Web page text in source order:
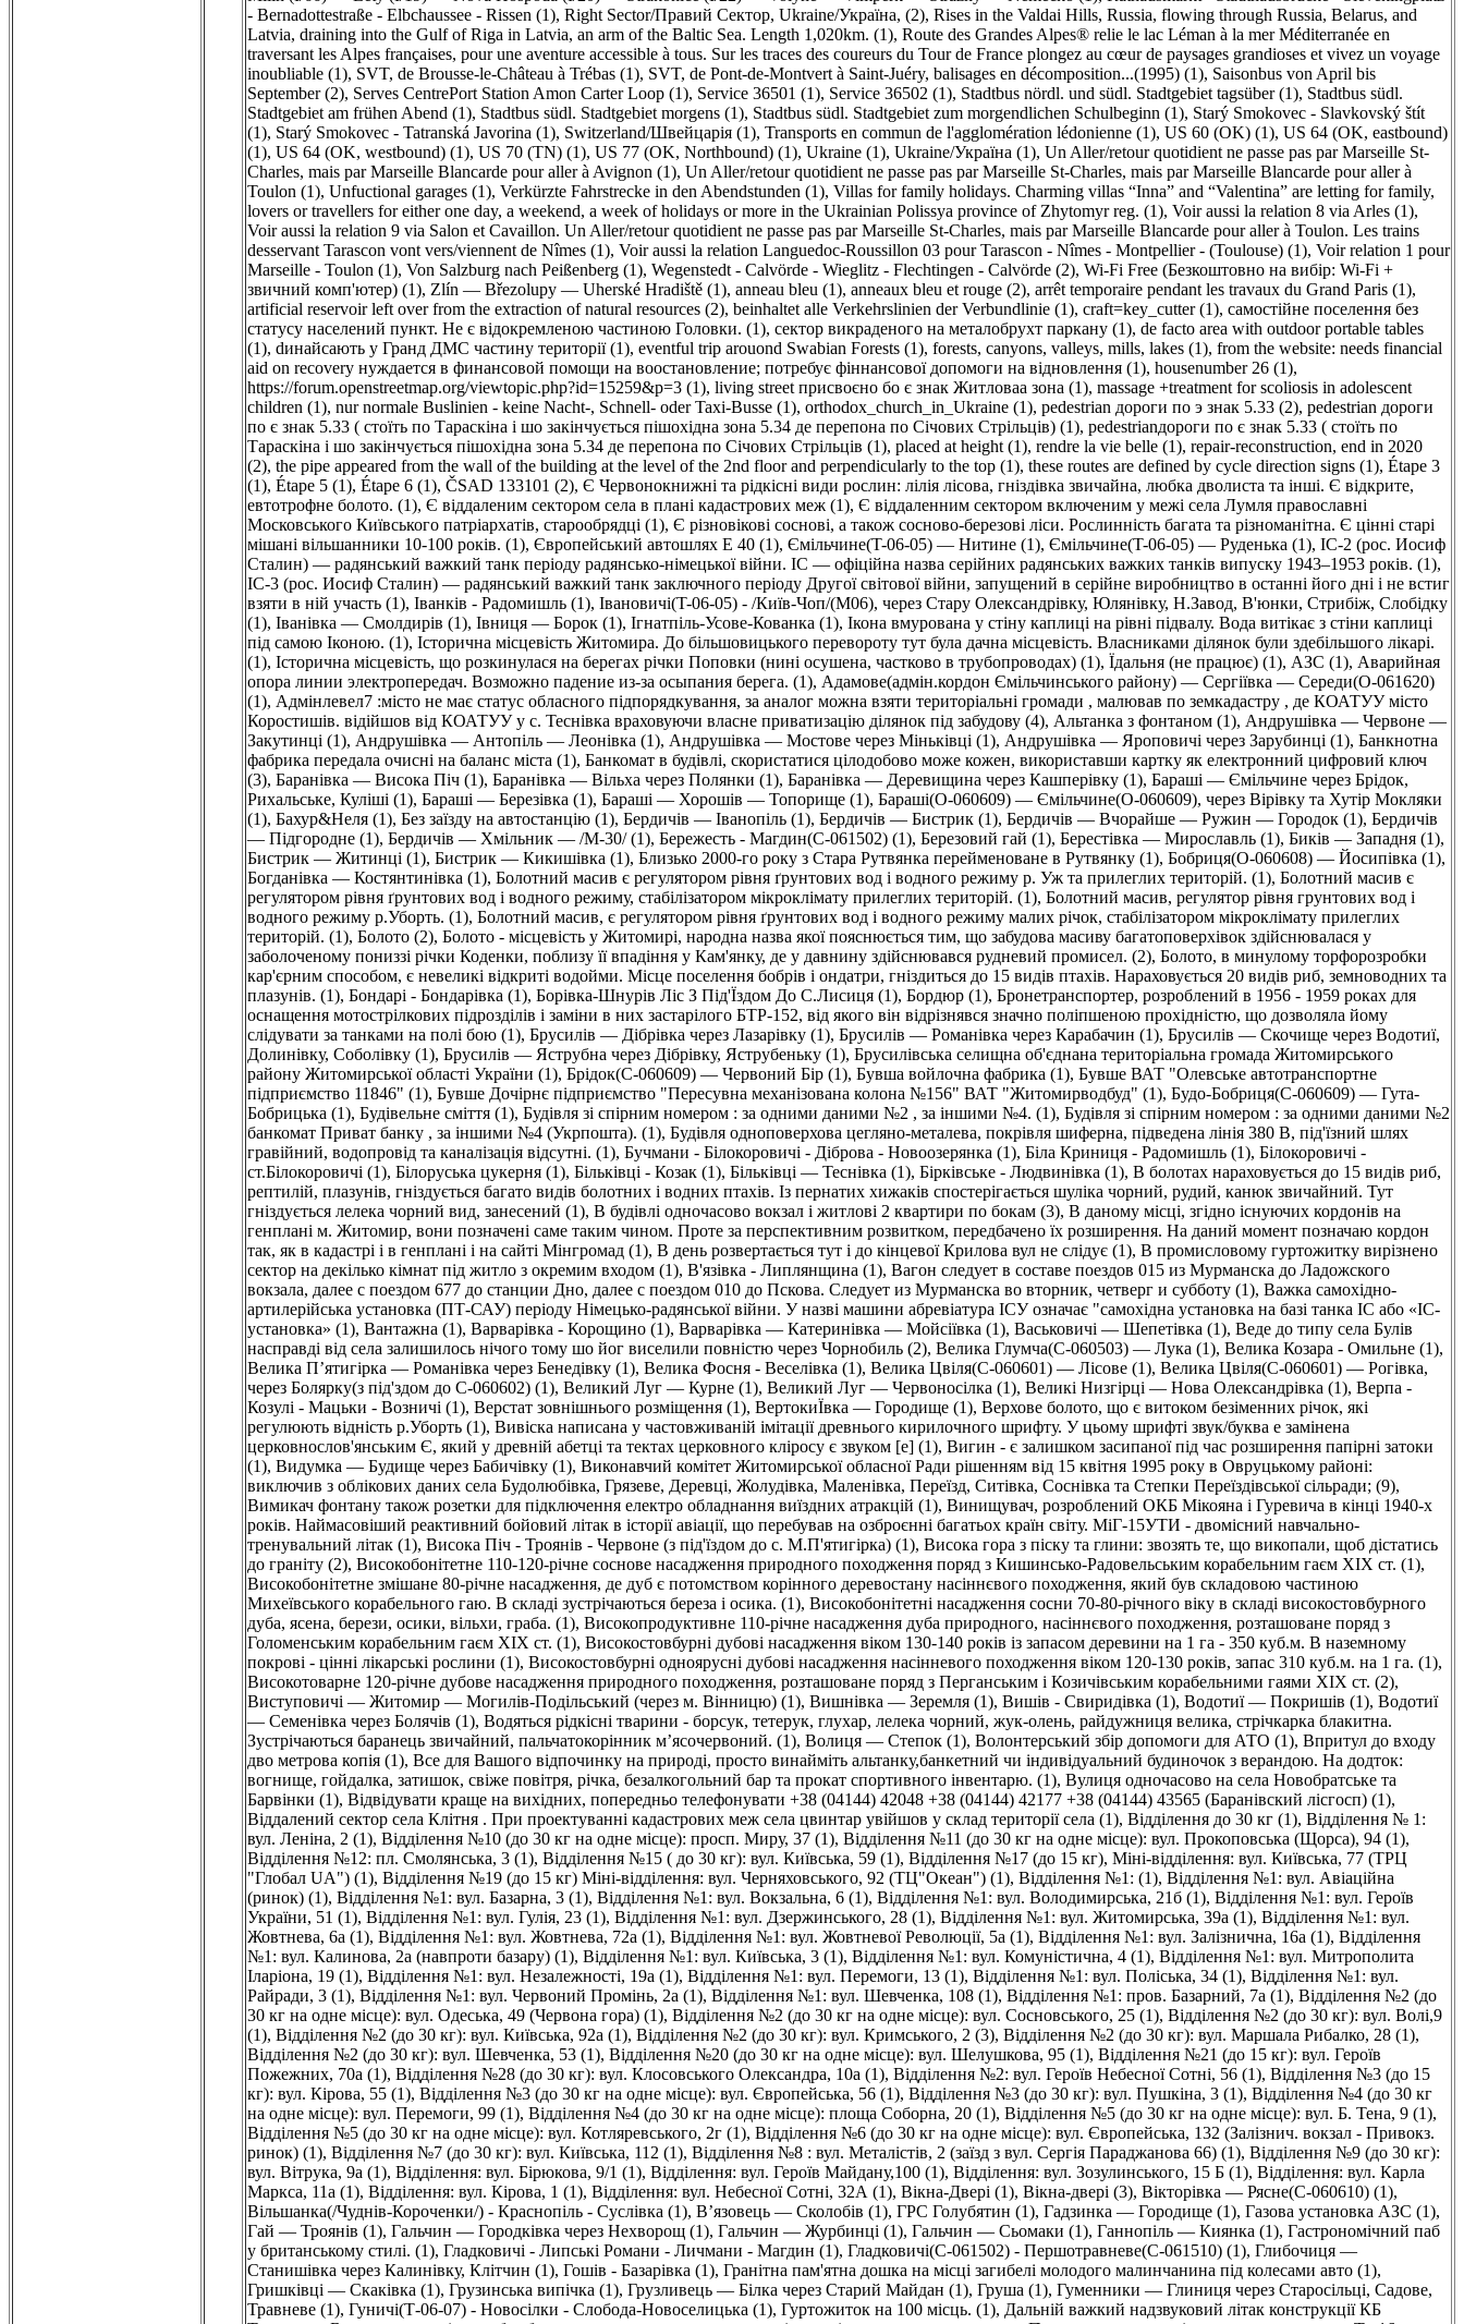
- Bernadottestraße - Elbchaussee - Rissen (1), Right Sector/Правий Сектор, Ukraine/Україна, (2), Rises in the Valdai Hills, Russia, flowing through Russia, Belarus, and
Latvia, draining into the Gulf of Riga in Latvia, an arm of the Baltic Sea. Length 1,020km. (1), Route des Grandes Alpes® relie le lac Léman à la mer Méditerranée en
traversant les Alpes françaises, pour une aventure accessible à tous. Sur les traces des coureurs du Tour de France plongez au cœur de paysages grandioses et vivez un voyage
inoubliable (1), SVT, de Brousse-le-Château à Trébas (1), SVT, de Pont-de-Montvert à Saint-Juéry, balisages en décomposition...(1995) (1), Saisonbus von April bis
September (2), Serves CentrePort Station Amon Carter Loop (1), Service 36501 (1), Service 36502 (1), Stadtbus nördl. und südl. Stadtgebiet tagsüber (1), Stadtbus südl.
Stadtgebiet am frühen Abend (1), Stadtbus südl. Stadtgebiet morgens (1), Stadtbus südl. Stadtgebiet zum morgendlichen Schulbeginn (1), Starý Smokovec - Slavkovský štít
(1), Starý Smokovec - Tatranská Javorina (1), Switzerland/Швейцарія (1), Transports en commun de l'agglomération lédonienne (1), US 60 (OK) (1), US 64 (OK, eastbound)
(1), US 64 (OK, westbound) (1), US 70 (TN) (1), US 77 (OK, Northbound) (1), Ukraine (1), Ukraine/Україна (1), Un Aller/retour quotidient ne passe pas par Marseille St-
Charles, mais par Marseille Blancarde pour aller à Avignon (1), Un Aller/retour quotidient ne passe pas par Marseille St-Charles, mais par Marseille Blancarde pour aller à
Toulon (1), Unfuctional garages (1), Verkürzte Fahrstrecke in den Abendstunden (1), Villas for family holidays. Charming villas “Inna” and “Valentina” are letting for family,
lovers or travellers for either one day, a weekend, a week of holidays or more in the Ukrainian Polissya province of Zhytomyr reg. (1), Voir aussi la relation 8 via Arles (1),
Voir aussi la relation 9 via Salon et Cavaillon. Un Aller/retour quotidient ne passe pas par Marseille St-Charles, mais par Marseille Blancarde pour aller à Toulon. Les trains
desservant Tarascon vont vers/viennent de Nîmes (1), Voir aussi la relation Languedoc-Roussillon 03 pour Tarascon - Nîmes - Montpellier - (Toulouse) (1), Voir relation 1 pour
Marseille - Toulon (1), Von Salzburg nach Peißenberg (1), Wegenstedt - Calvörde - Wieglitz - Flechtingen - Calvörde (2), Wi-Fi Free (Безкоштовно на вибір: Wi-Fi +
звичний комп'ютер) (1), Zlín — Březolupy — Uherské Hradiště (1), anneau bleu (1), anneaux bleu et rouge (2), arrêt temporaire pendant les travaux du Grand Paris (1),
artificial reservoir left over from the extraction of natural resources (2), beinhaltet alle Verkehrslinien der Verbundlinie (1), craft=key_cutter (1), cамостійне поселення без
статусу населений пункт. Не є відокремленою частиною Головки. (1), cектор викраденого на металобрухт паркану (1), de facto area with outdoor portable tables
(1), dинайсають у Гранд ДМС частину території (1), eventful trip arouond Swabian Forests (1), forests, canyons, valleys, mills, lakes (1), from the website: needs financial
aid on recovery нуждается в финансовой помощи на воостановление; потребує фіннансової допомоги на відновлення (1), housenumber 26 (1),
https://forum.openstreetmap.org/viewtopic.php?id=15259&p=3 (1), living street присвоєно бо є знак Житловаа зона (1), massage +treatment for scoliosis in adolescent
children (1), nur normale Buslinien - keine Nacht-, Schnell- oder Taxi-Busse (1), orthodox_church_in_Ukraine (1), pedestrian дороги по э знак 5.33 (2), pedestrian дороги
по є знак 5.33 ( стоїть по Тараскіна і шо закінчується пішохідна зона 5.34 де перепона по Січових Стрільців) (1), pedestrianдороги по є знак 5.33 ( стоїть по
Тараскіна і шо закінчується пішохідна зона 5.34 де перепона по Січових Стрільців (1), placed at height (1), rendre la vie belle (1), repair-reconstruction, end in 2020
(2), the pipe appeared from the wall of the building at the level of the 2nd floor and perpendicularly to the top (1), these routes are defined by cycle direction signs (1), Étape 3
(1), Étape 5 (1), Étape 6 (1), ČSAD 133101 (2), Є Червонокнижні та рідкісні види рослин: лілія лісова, гніздівка звичайна, любка дволиста та інші. Є відкрите,
евтотрофне болото. (1), Є віддаленим сектором села в плані кадастрових меж (1), Є віддаленним сектором включеним у межі села Лумля православні
Московського Київського патріархатів, старообрядці (1), Є різновікові соснові, а також сосново-березові ліси. Рослинність багата та різноманітна. Є цінні старі
мішані вільшанники 10-100 років. (1), Європейський автошлях E 40 (1), Ємільчине(T-06-05) — Нитине (1), Ємільчине(T-06-05) — Руденька (1), ІС-2 (рос. Иосиф
Сталин) — радянський важкий танк періоду радянсько-німецької війни. ІС — офіційна назва серійних радянських важких танків випуску 1943–1953 років. (1),
ІС-3 (рос. Иосиф Сталин) — радянський важкий танк заключного періоду Другої світової війни, запущений в серійне виробництво в останні його дні і не встиг
взяти в ній участь (1), Іванків - Радомишль (1), Івановичі(T-06-05) - /Київ-Чоп/(M06), через Стару Олександрівку, Юлянівку, Н.Завод, В'юнки, Стрибіж, Слобідку
(1), Іванівка — Смолдирів (1), Івниця — Борок (1), Ігнатпіль-Усове-Кованка (1), Ікона вмурована у стіну каплиці на рівні підвалу. Вода витікає з стіни каплиці
під самою Іконою. (1), Історична місцевість Житомира. До більшовицького перевороту тут була дачна місцевість. Власниками ділянок були здебільшого лікарі.
(1), Історична місцевість, що розкинулася на берегах річки Поповки (нині осушена, частково в трубопроводах) (1), Їдальня (не працює) (1), АЗС (1), Аварийная
опора линии электропередач. Возможно падение из-за осыпания берега. (1), Адамове(адмін.кордон Ємільчинського району) — Сергіївка — Середи(O-061620)
(1), Адмінлевел7 :місто не має статус обласного підпорядкування, за аналог можна взяти територіальні громади , малював по земкадастру , де КОАТУУ місто
Коростишів. відійшов від КОАТУУ у с. Теснівка враховуючи власне приватизацію ділянок під забудову (4), Альтанка з фонтаном (1), Андрушiвка — Червоне —
Закутинцi (1), Андрушівка — Антопіль — Леонівка (1), Андрушівка — Мостове через Міньківці (1), Андрушівка — Яроповичі через Зарубинці (1), Банкнотна
фабрика передала очисні на баланс міста (1), Банкомат в будівлі, скористатися цілодобово може кожен, використавши картку як електронний цифровий ключ
(3), Баранівка — Висока Піч (1), Баранівка — Вільха через Полянки (1), Баранівка — Деревищина через Кашперівку (1), Бараші — Ємільчине через Брідок,
Рихальське, Куліші (1), Бараші — Березівка (1), Бараші — Хорошів — Топорище (1), Бараші(O-060609) — Ємільчине(O-060609), через Вірівку та Хутір Мокляки
(1), Бахур&Неля (1), Без заїзду на автостанцію (1), Бердичів — Іванопіль (1), Бердичів — Бистрик (1), Бердичів — Вчорайше — Ружин — Городок (1), Бердичів
— Підгородне (1), Бердичів — Хмільник — /М-30/ (1), Бережесть - Магдин(С-061502) (1), Березовий гай (1), Берестівка — Мирославль (1), Биків — Западня (1),
Бистрик — Житинці (1), Бистрик — Кикишівка (1), Близько 2000-го року з Стара Рутвянка перейменоване в Рутвянку (1), Бобриця(O-060608) — Йосипівка (1),
Богданівка — Костянтинівка (1), Болотний масив є регулятором рівня ґрунтових вод і водного режиму р. Уж та прилеглих територій. (1), Болотний масив є
регулятором рівня ґрунтових вод і водного режиму, стабілізатором мікроклімату прилеглих територій. (1), Болотний масив, регулятор рівня грунтових вод і
водного режиму р.Уборть. (1), Болотний масив, є регулятором рівня ґрунтових вод і водного режиму малих річок, стабілізатором мікроклімату прилеглих
територій. (1), Болото (2), Болото - місцевість у Житомирі, народна назва якої пояснюється тим, що забудова масиву багатоповерхівок здійснювалася у
заболоченому пониззі річки Коденки, поблизу її впадіння у Кам'янку, де у давнину здійснювався рудневий промисел. (2), Болото, в минулому торфорозробки
кар'єрним способом, є невеликі відкриті водойми. Місце поселення бобрів і ондатри, гніздиться до 15 видів птахів. Нараховується 20 видів риб, земноводних та
плазунів. (1), Бондарі - Бондарівка (1), Борiвка-Шнурiв Лiс З Під'Їздом До С.Лисиця (1), Бордюр (1), Бронетранспортер, розроблений в 1956 - 1959 роках для
оснащення мотострілкових підрозділів і заміни в них застарілого БТР-152, від якого він відрізнявся значно поліпшеною прохідністю, що дозволяла йому
слідувати за танками на полі бою (1), Брусилів — Дібрівка через Лазарівку (1), Брусилів — Романівка через Карабачин (1), Брусилів — Скочище через Водотиї,
Долинівку, Соболівку (1), Брусилів — Яструбна через Дібрівку, Яструбеньку (1), Брусилівська селищна об'єднана територіальна громада Житомирського
району Житомирської області України (1), Брідок(C-060609) — Червоний Бір (1), Бувша войлочна фабрика (1), Бувше ВАТ "Олевське автотранспортне
підприємство 11846" (1), Бувше Дочірнє підприємство "Пересувна механізована колона №156" ВАТ "Житомирводбуд" (1), Будо-Бобриця(C-060609) — Гута-
Бобрицька (1), Будівельне сміття (1), Будівля зі спірним номером : за одними даними №2 , за іншими №4. (1), Будівля зі спірним номером : за одними даними №2
банкомат Приват банку , за іншими №4 (Укрпошта). (1), Будівля одноповерхова цегляно-металева, покрівля шиферна, підведена лінія 380 В, під'їзний шлях
гравійний, водопровід та каналізація відсутні. (1), Бучмани - Білокоровичі - Діброва - Новоозерянка (1), Біла Криниця - Радомишль (1), Білокоровичі -
ст.Білокоровичі (1), Білоруська цукерня (1), Більківці - Козак (1), Більківці — Теснівка (1), Бірківське - Людвинівка (1), В болотах нараховується до 15 видів риб,
рептилій, плазунів, гніздується багато видів болотних і водних птахів. Із пернатих хижаків спостерігається шуліка чорний, рудий, канюк звичайний. Тут
гніздується лелека чорний вид, занесений (1), В будівлі одночасово вокзал і житлові 2 квартири по бокам (3), В даному місці, згідно існуючих кордонів на
генплані м. Житомир, вони позначені саме таким чином. Проте за перспективним розвитком, передбачено їх розширення. На даний момент позначаю кордон
так, як в кадастрі і в генплані і на сайті Мінгромад (1), В день розвертається тут і до кінцевої Крилова вул не слідує (1), В промисловому гуртожитку вирізнено
сектор на декілько кімнат під житло з окремим входом (1), В'язівка - Липлянщина (1), Вагон следует в составе поездов 015 из Мурманска до Ладожского
вокзала, далее с поездом 677 до станции Дно, далее с поездом 010 до Пскова. Следует из Мурманска во вторник, четверг и субботу (1), Важка самохідно-
артилерійська установка (ПТ-САУ) періоду Німецько-радянської війни. У назві машини абревіатура ІСУ означає "самохідна установка на базі танка ІС або «ІС-
установка» (1), Вантажна (1), Варварівка - Корощино (1), Варварівка — Катеринівка — Мойсіївка (1), Васьковичі — Шепетівка (1), Веде до типу села Булів
насправді від села залишилось нічого тому шо йог виселили повністю через Чорнобиль (2), Велика Глумча(C-060503) — Лука (1), Велика Козара - Омильне (1),
Велика П’ятигірка — Романівка через Бенедівку (1), Велика Фосня - Веселівка (1), Велика Цвіля(C-060601) — Лісове (1), Велика Цвіля(C-060601) — Рогівка,
через Болярку(з під'здом до С-060602) (1), Великий Луг — Курне (1), Великий Луг — Червоносілка (1), Великі Низгірці — Нова Олександрівка (1), Верпа -
Козулі - Мацьки - Возничі (1), Верстат зовнішнього розміщення (1), ВертокиЇвка — Городище (1), Верхове болото, що є витоком безіменних річок, які
регулюють відність р.Уборть (1), Вивіска написана у частовживаній імітації древнього кирилочного шрифту. У цьому шрифті звук/буква е замінена
церковнослов'янським Є, який у древній абетці та тектах церковного кліросу є звуком [e] (1), Вигин - є залишком засипаної під час розширення папірні затоки
(1), Видумка — Будище через Бабичівку (1), Виконавчий комітет Житомирської обласної Ради рішенням від 15 квітня 1995 року в Овруцькому районі:
виключив з облікових даних села Будолюбівка, Грязеве, Деревці, Жолудівка, Маленівка, Переїзд, Ситівка, Соснівка та Степки Переїздівської сільради; (9),
Вимикач фонтану також розетки для підключення електро обладнання виїздних атракцій (1), Винищувач, розроблений ОКБ Мікояна і Гуревича в кінці 1940-х
років. Наймасовіший реактивний бойовий літак в історії авіації, що перебував на озброєнні багатьох країн світу. МіГ-15УТИ - двомісний навчально-
тренувальний літак (1), Висока Піч - Троянів - Червоне (з під'їздом до с. М.П'ятигірка) (1), Висока гора з піску та глини: звозять те, що викопали, щоб дістатись
до граніту (2), Високобонітетне 110-120-річне соснове насадження природного походження поряд з Кишинсько-Радовельським корабельним гаєм XIX ст. (1),
Високобонітетне змішане 80-річне насадження, де дуб є потомством корінного деревостану насіннєвого походження, який був складовою частиною
Михеївського корабельного гаю. В складі зустрічаються береза і осика. (1), Високобонітетні насадження сосни 70-80-річного віку в складі високостовбурного
дуба, ясена, берези, осики, вільхи, граба. (1), Високопродуктивне 110-річне насадження дуба природного, насіннєвого походження, розташоване поряд з
Голоменським корабельним гаєм XIX ст. (1), Високостовбурні дубові насадження віком 130-140 років із запасом деревини на 1 га - 350 куб.м. В наземному
покрові - цінні лікарські рослини (1), Високостовбурні одноярусні дубові насадження насінневого походження віком 120-130 років, запас 310 куб.м. на 1 га. (1),
Високотоварне 120-річне дубове насадження природного походження, розташоване поряд з Перганським і Козичівським корабельними гаями XIX ст. (2),
Виступовичі — Житомир — Могилів-Подільський (через м. Вінницю) (1), Вишнівка — Зеремля (1), Вишів - Свиридівка (1), Водотиї — Покришів (1), Водотиї
— Семенівка через Болячів (1), Водяться рідкісні тварини - борсук, тетерук, глухар, лелека чорний, жук-олень, райдужниця велика, стрічкарка блакитна.
Зустрічаються баранець звичайний, пальчатокорінник м’ясочервоний. (1), Волиця — Степок (1), Волонтерський збір допомоги для АТО (1), Впритул до входу
дво метрова копія (1), Все для Вашого відпочинку на природі, просто винайміть альтанку,банкетний чи індивідуальний будиночок з верандою. На додток:
вогнище, гойдалка, затишок, свіже повітря, річка, безалкогольний бар та прокат спортивного інвентарю. (1), Вулиця одночасово на села Новобратське та
Барвінки (1), Відвідувати краще на вихідних, попередньо телефонувати +38 (04144) 42048 +38 (04144) 42177 +38 (04144) 43565 (Баранівский лісгосп) (1),
Віддалений сектор села Клітня . При проектуванні кадастрових меж села цвинтар увійшов у склад території села (1), Відділення до 30 кг (1), Відділення № 1:
вул. Леніна, 2 (1), Відділення №10 (до 30 кг на одне місце): просп. Миру, 37 (1), Відділення №11 (до 30 кг на одне місце): вул. Прокоповська (Щорса), 94 (1),
Відділення №12: пл. Смолянська, 3 (1), Відділення №15 ( до 30 кг): вул. Київська, 59 (1), Відділення №17 (до 15 кг), Міні-відділення: вул. Київська, 77 (ТРЦ
"Глобал UA") (1), Відділення №19 (до 15 кг) Міні-відділення: вул. Черняховського, 92 (ТЦ"Океан") (1), Відділення №1: (1), Відділення №1: вул. Авіаційна
(ринок) (1), Відділення №1: вул. Базарна, 3 (1), Відділення №1: вул. Вокзальна, 6 (1), Відділення №1: вул. Володимирська, 21б (1), Відділення №1: вул. Героїв
України, 51 (1), Відділення №1: вул. Гулія, 23 (1), Відділення №1: вул. Дзержинського, 28 (1), Відділення №1: вул. Житомирська, 39а (1), Відділення №1: вул.
Жовтнева, 6а (1), Відділення №1: вул. Жовтнева, 72а (1), Відділення №1: вул. Жовтневої Революції, 5а (1), Відділення №1: вул. Залізнична, 16а (1), Відділення
№1: вул. Калинова, 2а (навпроти базару) (1), Відділення №1: вул. Київська, 3 (1), Відділення №1: вул. Комуністична, 4 (1), Відділення №1: вул. Митрополита
Іларіона, 19 (1), Відділення №1: вул. Незалежності, 19а (1), Відділення №1: вул. Перемоги, 13 (1), Відділення №1: вул. Поліська, 34 (1), Відділення №1: вул.
Райради, 3 (1), Відділення №1: вул. Червоний Промінь, 2а (1), Відділення №1: вул. Шевченка, 108 (1), Відділення №1: пров. Базарний, 7а (1), Відділення №2 (до
30 кг на одне місце): вул. Одеська, 49 (Червона гора) (1), Відділення №2 (до 30 кг на одне місце): вул. Сосновського, 25 (1), Відділення №2 (до 30 кг): вул. Волі,9
(1), Відділення №2 (до 30 кг): вул. Київська, 92а (1), Відділення №2 (до 30 кг): вул. Кримського, 2 (3), Відділення №2 (до 30 кг): вул. Маршала Рибалко, 28 (1),
Відділення №2 (до 30 кг): вул. Шевченка, 53 (1), Відділення №20 (до 30 кг на одне місце): вул. Шелушкова, 95 (1), Відділення №21 (до 15 кг): вул. Героїв
Пожежних, 70а (1), Відділення №28 (до 30 кг): вул. Клосовського Олександра, 10а (1), Відділення №2: вул. Героїв Небесної Сотні, 56 (1), Відділення №3 (до 15
кг): вул. Кірова, 55 (1), Відділення №3 (до 30 кг на одне місце): вул. Європейська, 56 (1), Відділення №3 (до 30 кг): вул. Пушкіна, 3 (1), Відділення №4 (до 30 кг
на одне місце): вул. Перемоги, 99 (1), Відділення №4 (до 30 кг на одне місце): площа Соборна, 20 (1), Відділення №5 (до 30 кг на одне місце): вул. Б. Тена, 9 (1),
Відділення №5 (до 30 кг на одне місце): вул. Котляревського, 2г (1), Відділення №6 (до 30 кг на одне місце): вул. Європейська, 132 (Залізнич. вокзал - Привокз.
ринок) (1), Відділення №7 (до 30 кг): вул. Київська, 112 (1), Відділення №8 : вул. Металістів, 2 (заїзд з вул. Сергія Параджанова 66) (1), Відділення №9 (до 30 кг):
вул. Вітрука, 9а (1), Відділення: вул. Бірюкова, 9/1 (1), Відділення: вул. Героїв Майдану,100 (1), Відділення: вул. Зозулинського, 15 Б (1), Відділення: вул. Карла
Маркса, 11а (1), Відділення: вул. Кірова, 1 (1), Відділення: вул. Небесної Сотні, 32А (1), Вікна-Двері (1), Вікна-двері (3), Вікторівка — Рясне(C-060610) (1),
Вільшанка(/Чуднів-Короченки/) - Краснопіль - Суслівка (1), В’язовець — Сколобів (1), ГРС Голубятин (1), Гадзинка — Городище (1), Газова установка АЗС (1),
Гай — Троянів (1), Гальчин — Городківка через Нехворощ (1), Гальчин — Журбинці (1), Гальчин — Сьомаки (1), Ганнопіль — Киянка (1), Гастрономічний паб
у британському стилі. (1), Гладковичі - Липські Романи - Личмани - Магдин (1), Гладковичі(С-061502) - Першотравневе(С-061510) (1), Глибочиця —
Станишівка через Калинівку, Клітчин (1), Гошів - Базарівка (1), Гранітна пам'ятна дошка на місці загибелі молодого малинчанина під колесами авто (1),
Гришківці — Скаківка (1), Грузинська випічка (1), Грузливець — Білка через Старий Майдан (1), Груша (1), Гуменники — Глиниця через Старосільці, Садове,
Травневе (1), Гуничі(Т-06-07) - Новосілки - Слобода-Новоселицька (1), Гуртожиток на 100 місць. (1), Дальній важкий надзвуковий літак конструкції КБ